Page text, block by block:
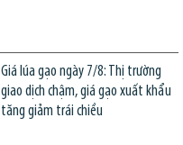
Giá lúa gạo ngày 7/8: Thị trường
giao dịch chậm, giá gạo xuất khẩu
tăng giảm trái chiều